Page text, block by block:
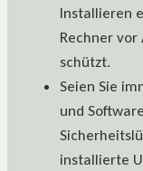
Installieren
Rechner
schützt.
Seien Sie
und
installierte